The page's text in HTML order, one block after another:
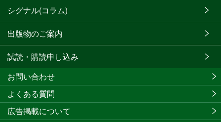
シグナル(コラム)
出版物のご案内
試読・購読申し込み
お問い合わせ
よくある質問
広告掲載について